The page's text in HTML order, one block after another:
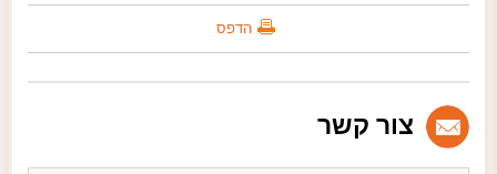
הדפס
צור קשר